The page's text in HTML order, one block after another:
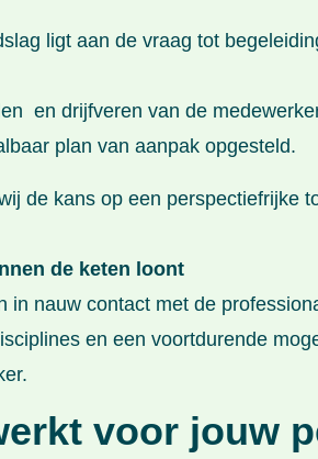
ligt aan de vraag tot
en drijfveren van de
plan van aanpak opgesteld.
de kans op een perspectiefrijke
de keten loont
in nauw contact met de
en een voortdurende
voor jouw